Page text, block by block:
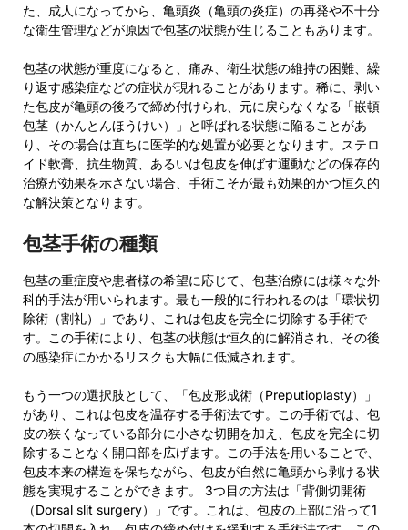
た、成人になってから、亀頭炎（亀頭の炎症）の再発や不十分
な衛生管理などが原因で包茎の状態が生じることもあります。
包茎の状態が重度になると、痛み、衛生状態の維持の困難、繰
り返す感染症などの症状が現れることがあります。稀に、剥い
た包皮が亀頭の後ろで締め付けられ、元に戻らなくなる「嵌頓
包茎（かんとんほうけい）」と呼ばれる状態に陥ることがあ
り、その場合は直ちに医学的な処置が必要となります。ステロ
イド軟膏、抗生物質、あるいは包皮を伸ばす運動などの保存的
治療が効果を示さない場合、手術こそが最も効果的かつ恒久的
な解決策となります。
包茎手術の種類
包茎の重症度や患者様の希望に応じて、包茎治療には様々な外
科的手法が用いられます。最も一般的に行われるのは「環状切
除術（割礼）」であり、これは包皮を完全に切除する手術で
す。この手術により、包茎の状態は恒久的に解消され、その後
の感染症にかかるリスクも大幅に低減されます。
もう一つの選択肢として、「包皮形成術（Preputioplasty）」
があり、これは包皮を温存する手術法です。この手術では、包
皮の狭くなっている部分に小さな切開を加え、包皮を完全に切
除することなく開口部を広げます。この手法を用いることで、
包皮本来の構造を保ちながら、包皮が自然に亀頭から剥ける状
態を実現することができます。 3つ目の方法は「背側切開術
（Dorsal slit surgery）」です。これは、包皮の上部に沿って1